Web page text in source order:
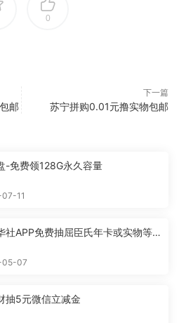
0
邮
下一篇
苏宁拼购0.01元撸实物包邮
-免费领128G永久容量
11
社APP免费抽屈臣氏年卡或实物等
05-07
抽5元微信立减金